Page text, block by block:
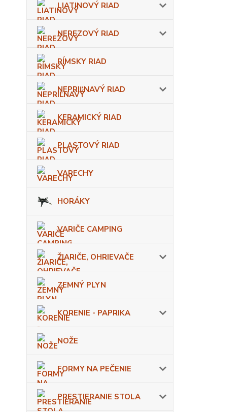
LIATINOVÝ RIAD
NEREZOVÝ RIAD
RÍMSKY RIAD
NEPRIĽNAVÝ RIAD
KERAMICKÝ RIAD
PLASTOVÝ RIAD
VARECHY
HORÁKY
VARIČE CAMPING
ŽIARIČE, OHRIEVAČE
ZEMNÝ PLYN
KORENIE - PAPRIKA
NOŽE
FORMY NA PEČENIE
PRESTIERANIE STOLA